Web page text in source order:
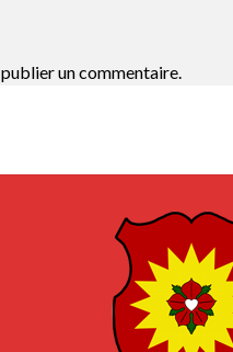
un commentaire.